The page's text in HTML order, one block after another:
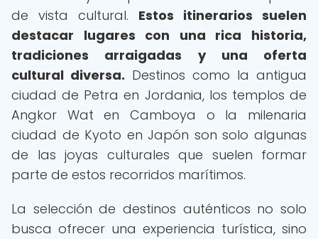
de vista cultural. Estos itinerarios suelen
destacar lugares con una rica historia,
tradiciones arraigadas y una oferta
cultural diversa. Destinos como la antigua
ciudad de Petra en Jordania, los templos de
Angkor Wat en Camboya o la milenaria
ciudad de Kyoto en Japón son solo algunas
de las joyas culturales que suelen formar
parte de estos recorridos marítimos.
La selección de destinos auténticos no solo
busca ofrecer una experiencia turística, sino